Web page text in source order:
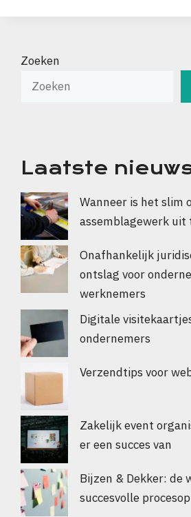
Zoeken
Laatste
Wanneer is het slim
assemblagewerk uit
Onafhankelijk
ontslag voor
werknemers
Digitale
ondernemers
Verzendtips voor
Zakelijk event
er een succes van
Bijzen & Dekker: de
succesvolle